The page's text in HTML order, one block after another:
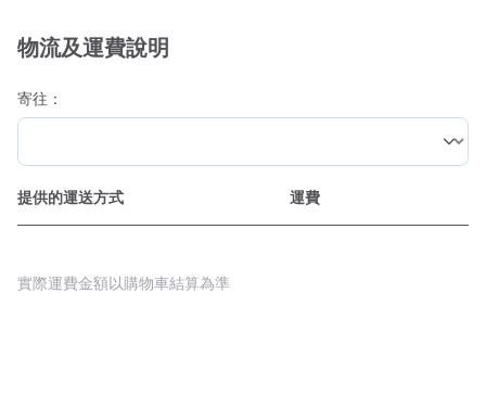
物流及運費說明
寄往：
提供的運送方式 運費
實際運費金額以購物車結算為準